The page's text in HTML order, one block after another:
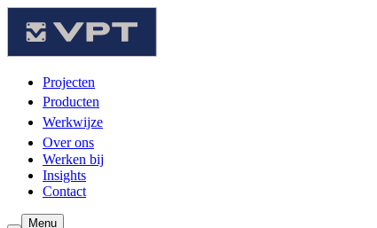
Projecten
Producten
Werkwijze
Over ons
Werken bij
Insights
Contact
Menu